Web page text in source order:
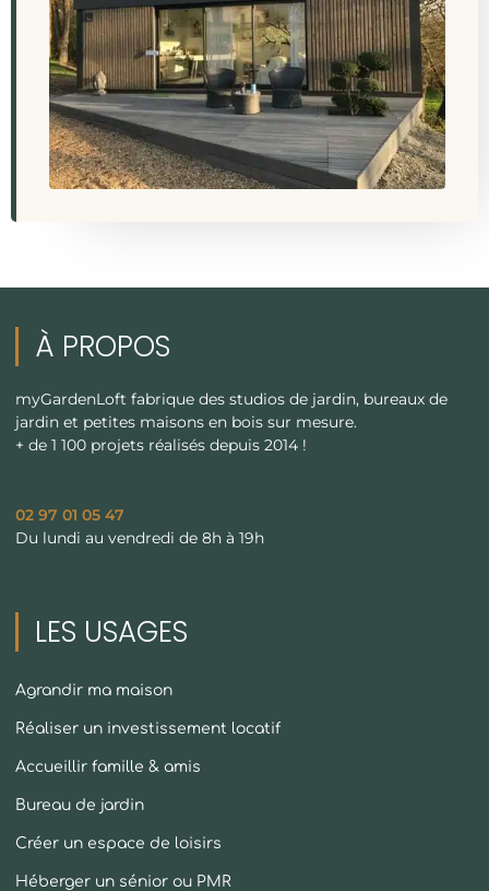
À PROPOS
myGardenLoft fabrique des studios de jardin, bureaux de
jardin et petites maisons en bois sur mesure.
+ de 1 100 projets réalisés depuis 2014 !
02 97 01 05 47
Du lundi au vendredi de 8h à 19h
LES USAGES
Agrandir ma maison
Réaliser un investissement locatif
Accueillir famille & amis
Bureau de jardin
Créer un espace de loisirs
Héberger un sénior ou PMR